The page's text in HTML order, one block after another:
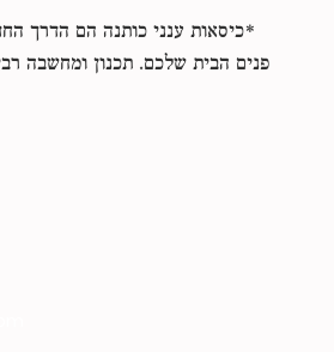
*כיסאות ענני כותנה הם הדרך
פנים הבית שלכם. תכנון ומחשבה